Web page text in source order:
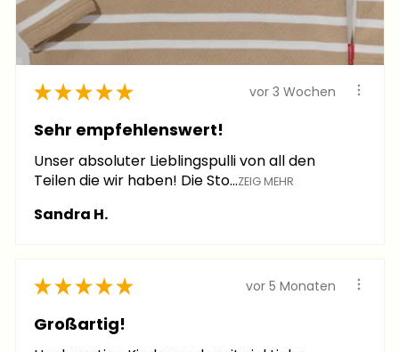
★★★★★ vor 3 Wochen
Sehr empfehlenswert!
Unser absoluter Lieblingspulli von all den
Teilen die wir haben! Die Sto...ZEIG MEHR
Sandra H.
★★★★★ vor 5 Monaten
Großartig!